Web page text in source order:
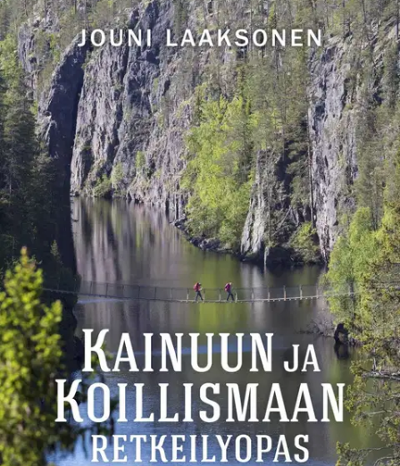
Kainuun ja Koillismaan hienoimmat luontokohteet karttoineen ja
vinkkeineen yksissä kansissa. Reittejä päiväretkistä pidemmillekin
vaellusretkille Suomen hienoimmissa maisemissa. Upeat
kansallispuistot Hossa, Oulanka, Riisitunturi, Syöte, Hiidenportti ja
Tiilikkajärvi sekä Rukan ja Vuokatin matkailukeskusten lähireitit
ovat monelle tuttuja ja tarjoavat retkeilijälle ympäri vuoden
unohtumattomia luontoelämyksiä.Mutta niiden lisäksi alueella on
suuri määrä mahtavia retkikohteita, jotka jäävät monelta matkailijalta
löytymättä. Kirja sisältää Kainuun ja Koillismaan hienoimmat
retkikohteet yksissä kansissa. Kohteita esitellään yli 60, yksittäisiä
reittejä yli 180. Oppaassa on kustakin reitistä reittikuvaus, valokuvia
sekä selkeä reittikartta. Pääpaino on päiväretkissä, mutta kirjassa
annetaan vinkkejä myös viikonlopun mittaisille ja pitemmillekin
patikkavaelluksille sekä melonta- ja talviretkille. Kohdekuvauksissa
kerrotaan luonnon ja kulttuurihistorian kiinnostavat piirteet ja reitin
varressa olevat palvelut. Kirjassa on myös mielenkiintoista lisätietoa
kohteisiin linkittyvistä erikoispiirteistä, kuten esimerkiksi
vesimyllyistä, karhukojuista, tervanpoltosta, sotahistoriasta ja
kauneimmista lähteistä. Jouni Laaksonen on Kainuussa asuva
retkeilytoimittaja ja -kirjailija. Erä- ja luonto-oppaan
ammattitutkinnon suorittanut Laaksonen on mm. Erä-lehden ja Latu
ja Polku -lehden vakituinen avustaja, ja hän on kirjoittanut lukuisia
suosittuja retkeily- ja vaellusoppaita. Tunnustuksena laajasta ja
ansiokkaasta tietoteostuotannosta Laaksonen on saanut Suomen
tietokirjailijat ry:n Tietokirjailijapalkinnon.
Näytä lisää tuotekuvausta